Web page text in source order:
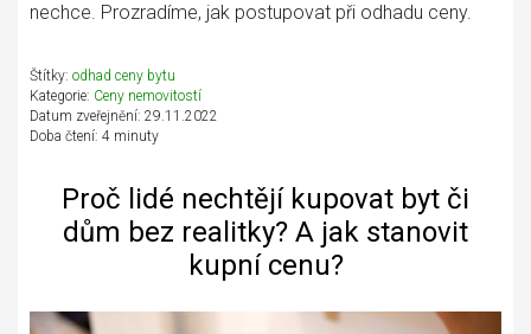
nechce. Prozradíme, jak postupovat při odhadu ceny.
Štítky: odhad ceny bytu
Kategorie: Ceny nemovitostí
Datum zveřejnění: 29.11.2022
Doba čtení: 4 minuty
Proč lidé nechtějí kupovat byt či
dům bez realitky? A jak stanovit
kupní cenu?